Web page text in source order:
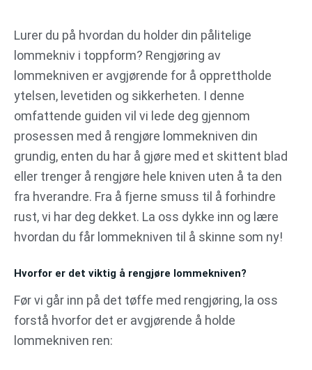
innhold
Lurer du på hvordan du holder din pålitelige
lommekniv i toppform? Rengjøring av
lommekniven er avgjørende for å opprettholde
ytelsen, levetiden og sikkerheten. I denne
omfattende guiden vil vi lede deg gjennom
prosessen med å rengjøre lommekniven din
grundig, enten du har å gjøre med et skittent blad
eller trenger å rengjøre hele kniven uten å ta den
fra hverandre. Fra å fjerne smuss til å forhindre
rust, vi har deg dekket. La oss dykke inn og lære
hvordan du får lommekniven til å skinne som ny!
Hvorfor er det viktig å rengjøre lommekniven?
Før vi går inn på det tøffe med rengjøring, la oss
forstå hvorfor det er avgjørende å holde
lommekniven ren: